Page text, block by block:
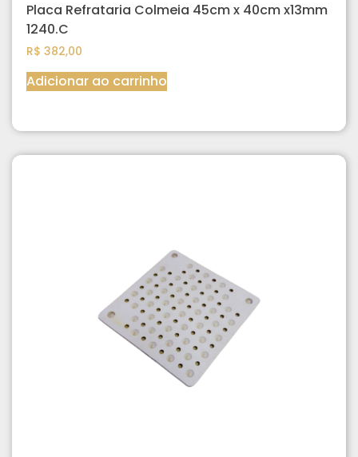
Placa Refrataria Colmeia 45cm x 40cm x13mm
1240.C
R$ 382,00
Adicionar ao carrinho